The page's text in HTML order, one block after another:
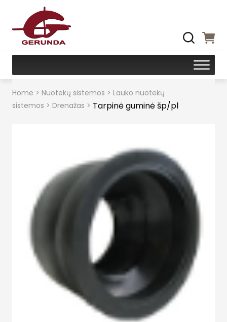
Home > Nuotekų sistemos > Lauko nuotekų
sistemos > Drenažas > Tarpinė guminė šp/pl